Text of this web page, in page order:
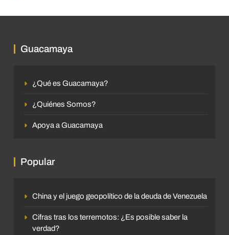
Guacamaya
¿Qué es Guacamaya?
¿Quiénes Somos?
Apoya a Guacamaya
Popular
China y el juego geopolítico de la deuda de Venezuela
Cifras tras los terremotos: ¿Es posible saber la
verdad?